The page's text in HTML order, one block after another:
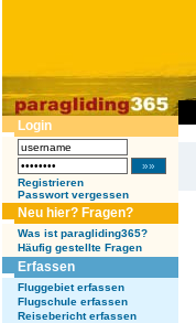
Login
Registrieren
Passwort vergessen
Neu hier? Fragen?
Was ist paragliding365?
Häufig gestellte Fragen
Erfassen
Fluggebiet erfassen
Flugschule erfassen
Reisebericht erfassen